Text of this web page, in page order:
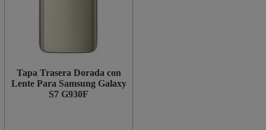
Tapa Trasera Dorada con
Lente Para Samsung Galaxy
S7 G930F